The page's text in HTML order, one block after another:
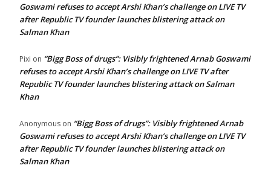
Goswami refuses to accept Arshi Khan’s challenge on LIVE TV
after Republic TV founder launches blistering attack on
Salman Khan
Pixi on “Bigg Boss of drugs”: Visibly frightened Arnab Goswami
refuses to accept Arshi Khan’s challenge on LIVE TV after
Republic TV founder launches blistering attack on Salman
Khan
Anonymous on “Bigg Boss of drugs”: Visibly frightened Arnab
Goswami refuses to accept Arshi Khan’s challenge on LIVE TV
after Republic TV founder launches blistering attack on
Salman Khan